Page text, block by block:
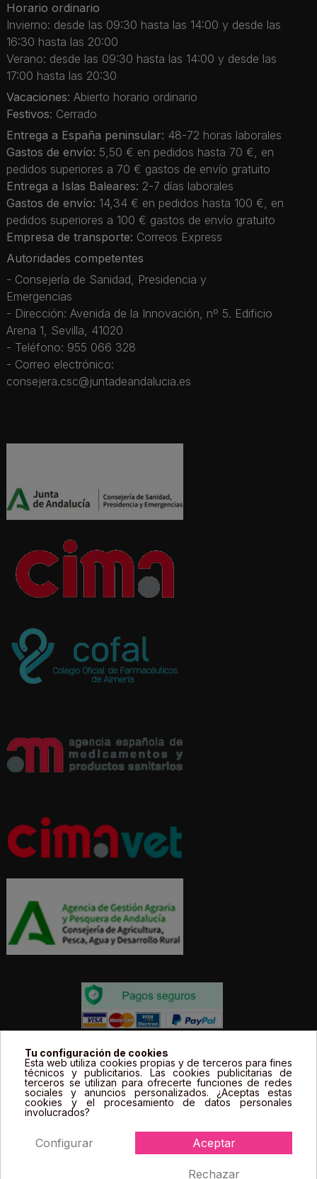
Horario ordinario
Invierno: desde las 09:30 hasta las 14:00 y desde las
16:30 hasta las 20:00
Verano: desde las 09:30 hasta las 14:00 y desde las
17:00 hasta las 20:30
Vacaciones: Abierto horario ordinario
Festivos: Cerrado
Entrega a España peninsular: 48-72 horas laborales
Gastos de envío: 5,50 € en pedidos hasta 70 €, en
pedidos superiores a 70 € gastos de envío gratuito
Entrega a Islas Baleares: 2-7 días laborales
Gastos de envío: 14,34 € en pedidos hasta 100 €, en
pedidos superiores a 100 € gastos de envío gratuito
Empresa de transporte: Correos Express
Autoridades competentes
- Consejería de Sanidad, Presidencia y
Emergencias
- Dirección: Avenida de la Innovación, nº 5. Edificio
Arena 1, Sevilla, 41020
- Teléfono: 955 066 328
- Correo electrónico:
consejera.csc@juntadeandalucia.es
Todos los precios estás expresados en Euros e
incluyen el IVA. | Todas las marcas, logotipos y fotos de
productos son propiedad legal de sus propietarios y
sólo se muestran a título informativo.
Tu configuración de cookies
Esta web utiliza cookies propias y de terceros para fines
técnicos y publicitarios. Las cookies publicitarias de
terceros se utilizan para ofrecerte funciones de redes
sociales y anuncios personalizados. ¿Aceptas estas
cookies y el procesamiento de datos personales
involucrados?
Aceptar
Rechazar
Configurar